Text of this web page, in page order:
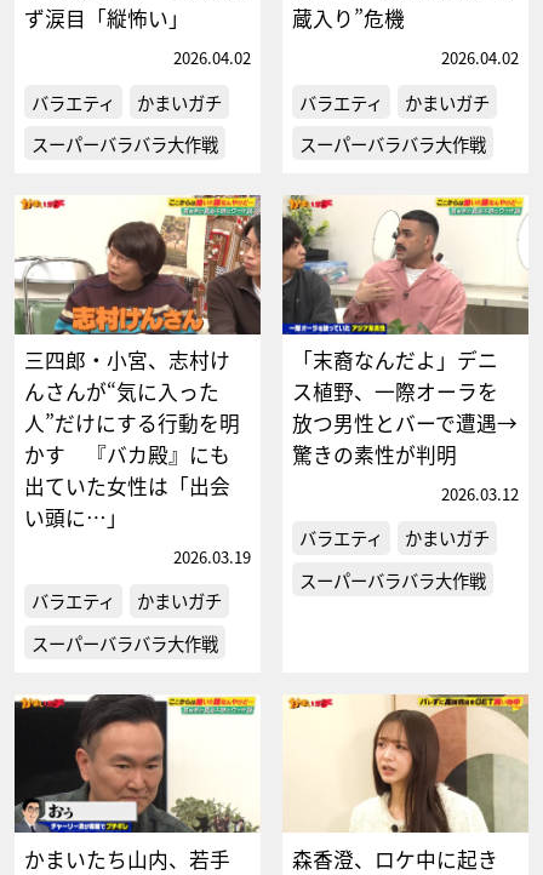
ず涙目「縦怖い」
2026.04.02
バラエティ
かまいガチ
スーパーバラバラ大作戦
蔵入り”危機
2026.04.02
バラエティ
かまいガチ
スーパーバラバラ大作戦
三四郎・小宮、志村け
んさんが“気に入った
人”だけにする行動を明
かす 『バカ殿』にも
出ていた女性は「出会
い頭に…」
2026.03.19
バラエティ
かまいガチ
スーパーバラバラ大作戦
「末裔なんだよ」デニ
ス植野、一際オーラを
放つ男性とバーで遭遇→
驚きの素性が判明
2026.03.12
バラエティ
かまいガチ
スーパーバラバラ大作戦
かまいたち山内、若手 森香澄、ロケ中に起き